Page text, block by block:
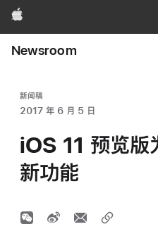
Apple
Newsroom
新闻稿
2017 年 6 月 5 日
iOS 11 预览版
新功能